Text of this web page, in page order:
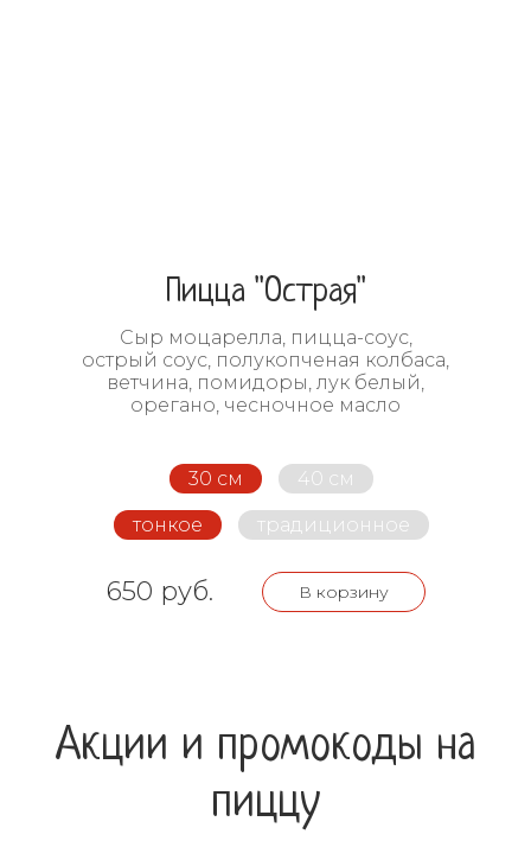
Пицца "Острая"
Сыр моцарелла, пицца-соус,
острый соус, полукопченая колбаса,
ветчина, помидоры, лук белый,
орегано, чесночное масло
30 см 40 см
тонкое традиционное
650 руб. В корзину
Акции и промокоды на
пиццу